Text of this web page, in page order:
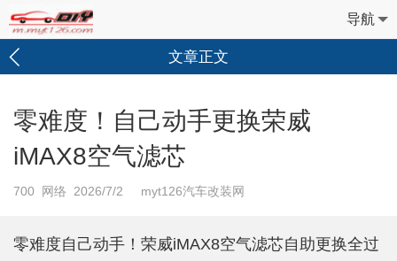
导航
文章正文
零难度！自己动手更换荣威
iMAX8空气滤芯
700 网络 2026/7/2 myt126汽车改装网
零难度自己动手！荣威iMAX8空气滤芯自助更换全过